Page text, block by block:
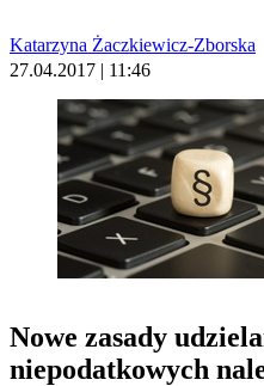
Katarzyna Żaczkiewicz-Zborska
27.04.2017 | 11:46
Nowe zasady
niepodatkowych